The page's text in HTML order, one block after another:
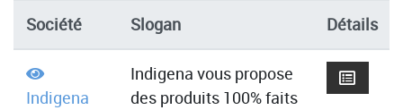
Société Slogan Détails
Indigena
Indigena vous propose
des produits 100% faits